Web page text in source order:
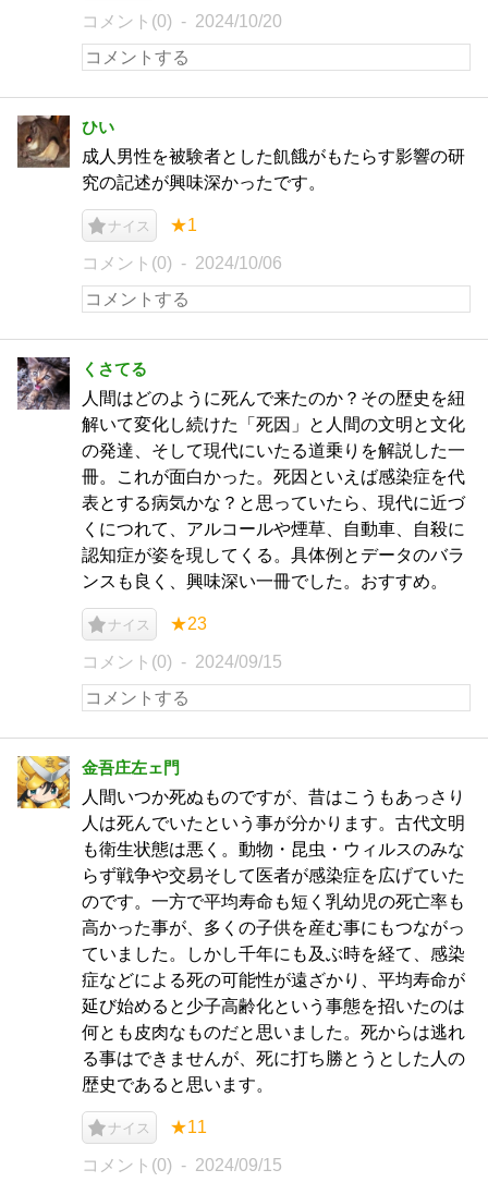
コメント(0) 2024/10/20
ひい
成人男性を被験者とした飢餓がもたらす影響の研
究の記述が興味深かったです。
ナイス ★1
コメント(0) 2024/10/06
くさてる
人間はどのように死んで来たのか？その歴史を紐
解いて変化し続けた「死因」と人間の文明と文化
の発達、そして現代にいたる道乗りを解説した一
冊。これが面白かった。死因といえば感染症を代
表とする病気かな？と思っていたら、現代に近づ
くにつれて、アルコールや煙草、自動車、自殺に
認知症が姿を現してくる。具体例とデータのバラ
ンスも良く、興味深い一冊でした。おすすめ。
ナイス ★23
コメント(0) 2024/09/15
金吾庄左ェ門
人間いつか死ぬものですが、昔はこうもあっさり
人は死んでいたという事が分かります。古代文明
も衛生状態は悪く。動物・昆虫・ウィルスのみな
らず戦争や交易そして医者が感染症を広げていた
のです。一方で平均寿命も短く乳幼児の死亡率も
高かった事が、多くの子供を産む事にもつながっ
ていました。しかし千年にも及ぶ時を経て、感染
症などによる死の可能性が遠ざかり、平均寿命が
延び始めると少子高齢化という事態を招いたのは
何とも皮肉なものだと思いました。死からは逃れ
る事はできませんが、死に打ち勝とうとした人の
歴史であると思います。
ナイス ★11
コメント(0) 2024/09/15